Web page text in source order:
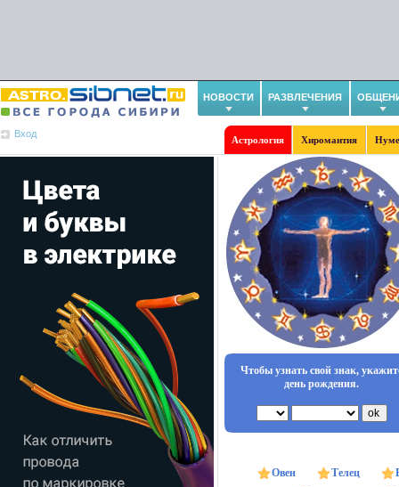
НОВОСТИ РАЗВЛЕЧЕНИЯ
Вход
Астрология Хиромантия
Чтобы узнать свой знак,
день рождения.
Овен Телец